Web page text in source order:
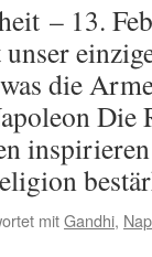
– 13.
die
Die
mitGandhi,